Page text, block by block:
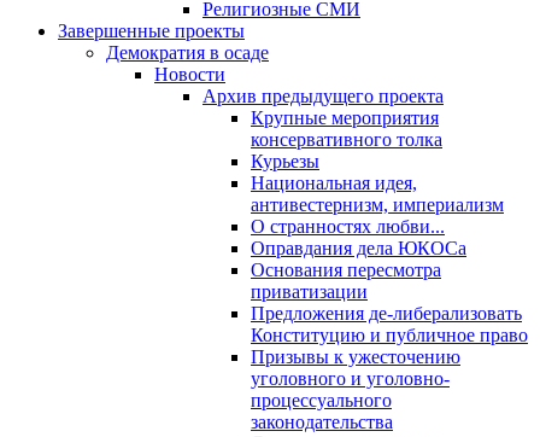
Религиозные СМИ
Завершенные проекты
Демократия в осаде
Новости
Архив предыдущего проекта
Крупные мероприятия
консервативного толка
Курьезы
Национальная идея,
антивестернизм, империализм
О странностях любви...
Оправдания дела ЮКОСа
Основания пересмотра
приватизации
Предложения де-либерализовать
Конституцию и публичное право
Призывы к ужесточению
уголовного и уголовно-
процессуального
законодательства